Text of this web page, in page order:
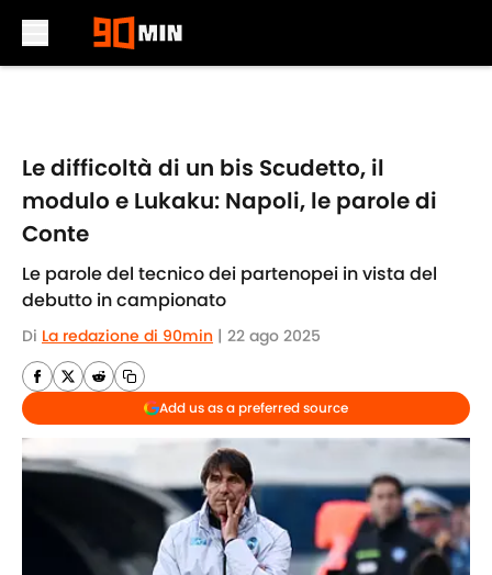
Le difficoltà di un bis Scudetto, il
modulo e Lukaku: Napoli, le parole di
Conte
Le parole del tecnico dei partenopei in vista del
debutto in campionato
Di La redazione di 90min | 22 ago 2025
Add us as a preferred source